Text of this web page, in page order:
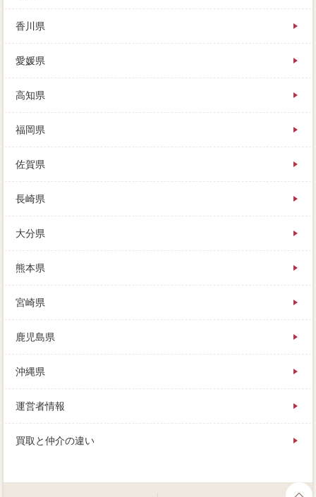
香川県
愛媛県
高知県
福岡県
佐賀県
長崎県
大分県
熊本県
宮崎県
鹿児島県
沖縄県
運営者情報
買取と仲介の違い